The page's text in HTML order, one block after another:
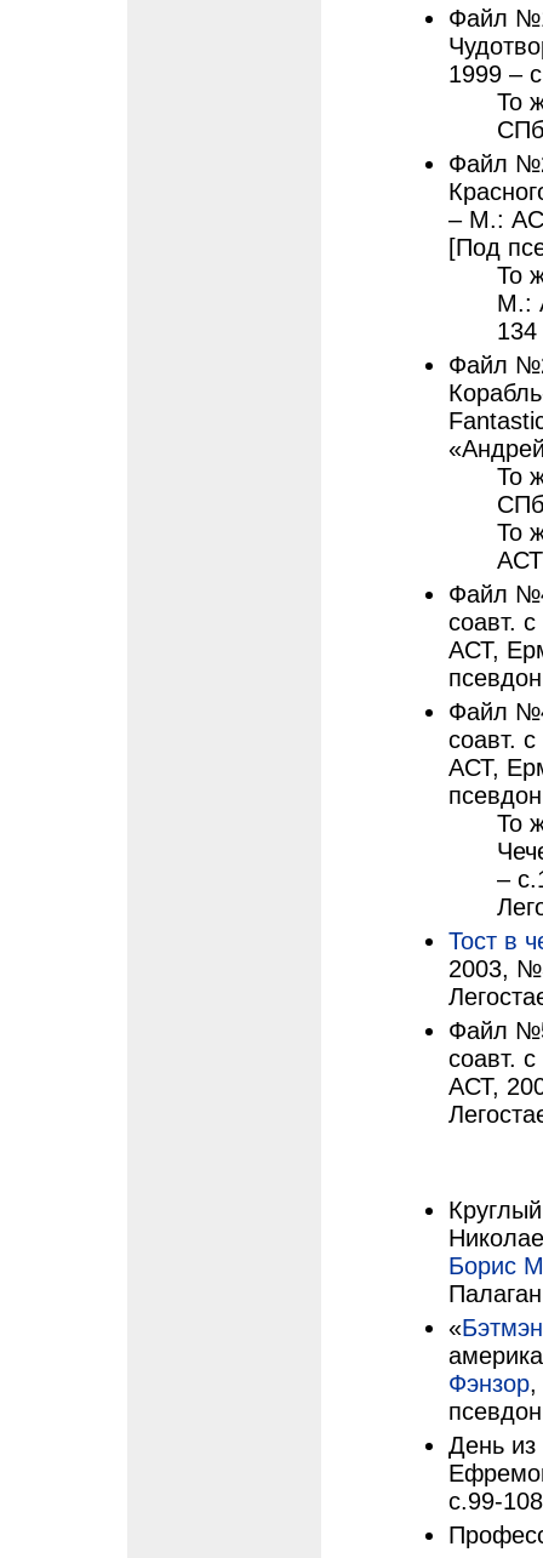
Файл
1999 –
То
Файл
– М.:
[Под
То
М.:
134
Файл
То
То
Файл
соавт.
АСТ,
Файл
соавт.
АСТ,
То
–
Тост в
2003,
Файл
соавт.
АСТ,
Борис
«Бэтмэн
Фэнзор,
День
с.99-108